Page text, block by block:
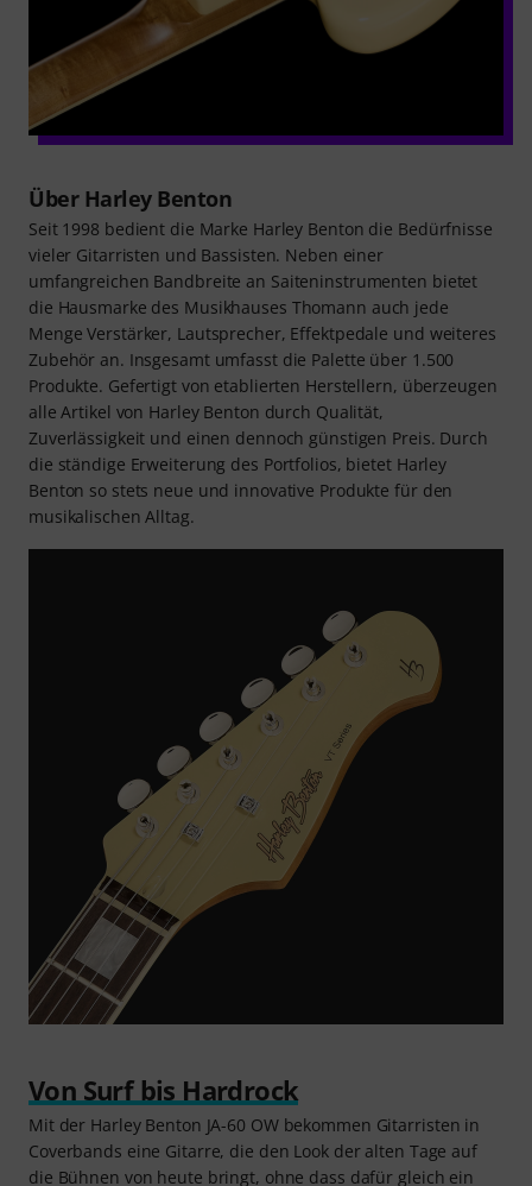
Über Harley Benton
Seit 1998 bedient die Marke Harley Benton die Bedürfnisse
vieler Gitarristen und Bassisten. Neben einer
umfangreichen Bandbreite an Saiteninstrumenten bietet
die Hausmarke des Musikhauses Thomann auch jede
Menge Verstärker, Lautsprecher, Effektpedale und weiteres
Zubehör an. Insgesamt umfasst die Palette über 1.500
Produkte. Gefertigt von etablierten Herstellern, überzeugen
alle Artikel von Harley Benton durch Qualität,
Zuverlässigkeit und einen dennoch günstigen Preis. Durch
die ständige Erweiterung des Portfolios, bietet Harley
Benton so stets neue und innovative Produkte für den
musikalischen Alltag.
Von Surf bis Hardrock
Mit der Harley Benton JA-60 OW bekommen Gitarristen in
Coverbands eine Gitarre, die den Look der alten Tage auf
die Bühnen von heute bringt, ohne dass dafür gleich ein